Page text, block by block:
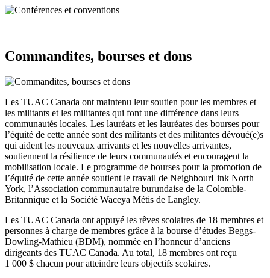
Commandites, bourses et dons
Les TUAC Canada ont maintenu leur soutien pour les membres et
les militants et les militantes qui font une différence dans leurs
communautés locales. Les lauréats et les lauréates des bourses pour
l’équité de cette année sont des militants et des militantes dévoué(e)s
qui aident les nouveaux arrivants et les nouvelles arrivantes,
soutiennent la résilience de leurs communautés et encouragent la
mobilisation locale. Le programme de bourses pour la promotion de
l’équité de cette année soutient le travail de NeighbourLink North
York, l’Association communautaire burundaise de la Colombie-
Britannique et la Société Waceya Métis de Langley.
Les TUAC Canada ont appuyé les rêves scolaires de 18 membres et
personnes à charge de membres grâce à la bourse d’études Beggs-
Dowling-Mathieu (BDM), nommée en l’honneur d’anciens
dirigeants des TUAC Canada. Au total, 18 membres ont reçu
1 000 $ chacun pour atteindre leurs objectifs scolaires.